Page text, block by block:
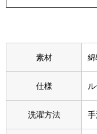
素材
仕様
洗濯方法